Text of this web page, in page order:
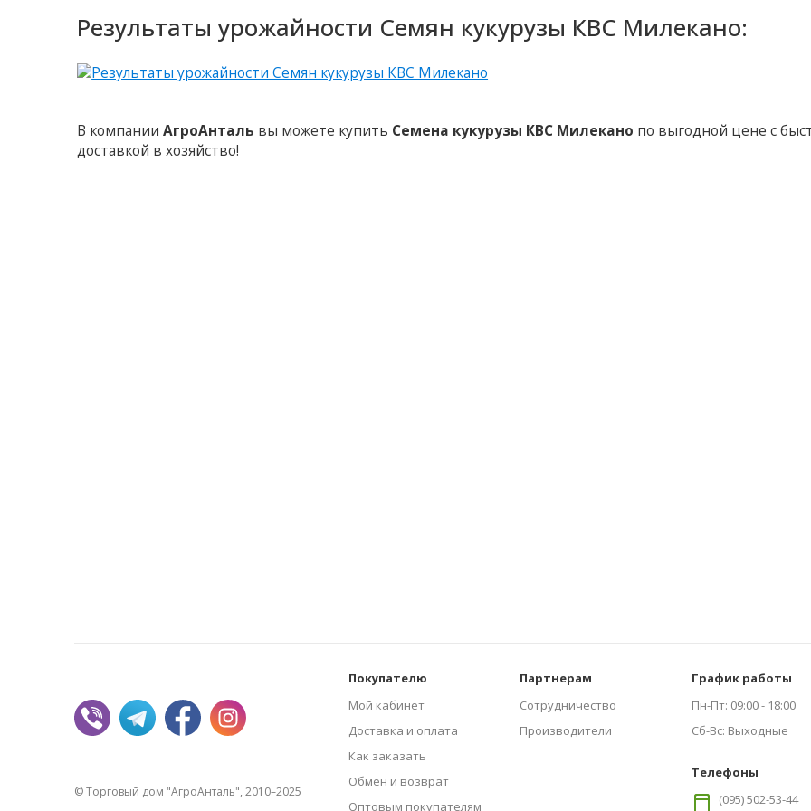
Результаты урожайности Семян кукурузы КВС Милекано:
В компанииАгроАнталь вы можете купить Семена кукурузы КВС Милекано по выгодной цене с
доставкой в хозяйство!
© Торговый дом "АгроАнталь", 2010–2025
Покупателю
Мой кабинет
Доставка и оплата
Как заказать
Обмен и возврат
Оптовым покупателям
Партнерам
Сотрудничество
Производители
График работы
Пн-Пт: 09:00 - 18:00
Сб-Вс: Выходные
Телефоны
(095) 502-53-44